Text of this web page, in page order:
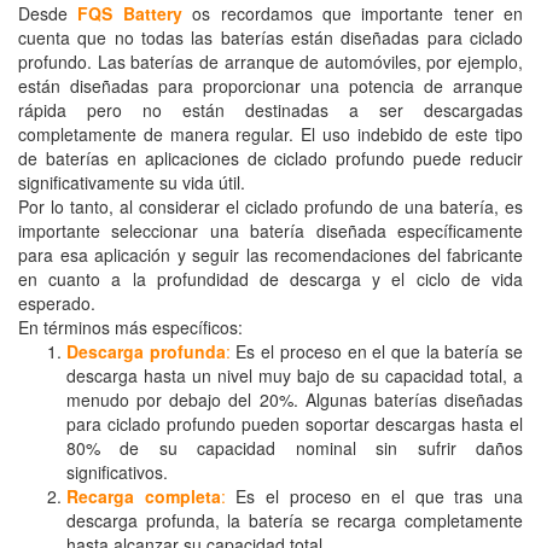
Desde FQS Batteryos recordamos que importante tener en
cuenta que no todas las baterías están diseñadas para ciclado
profundo. Las baterías de arranque de automóviles, por ejemplo,
están diseñadas para proporcionar una potencia de arranque
rápida pero no están destinadas a ser descargadas
completamente de manera regular. El uso indebido de este tipo
de baterías en aplicaciones de ciclado profundo puede reducir
significativamente su vida útil.
Por lo tanto, al considerar el ciclado profundo de una batería, es
importante seleccionar una batería diseñada específicamente
para esa aplicación y seguir las recomendaciones del fabricante
en cuanto a la profundidad de descarga y el ciclo de vida
esperado.
En términos más específicos:
Descarga profunda: Es el proceso en el que la batería se
descarga hasta un nivel muy bajo de su capacidad total, a
menudo por debajo del 20%. Algunas baterías diseñadas
para ciclado profundo pueden soportar descargas hasta el
80% de su capacidad nominal sin sufrir daños
significativos.
Recarga completa: Es el proceso en el que tras una
descarga profunda, la batería se recarga completamente